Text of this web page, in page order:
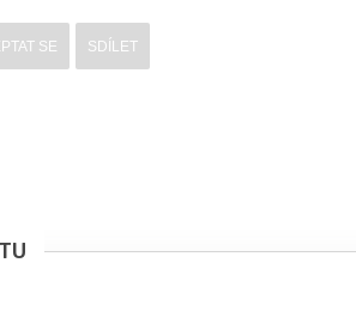
SE SDÍLET